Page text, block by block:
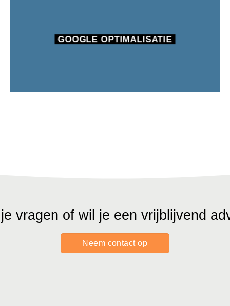
GOOGLE OPTIMALISATIE
vragen of wil je een vrijblijvend
Neem contact op